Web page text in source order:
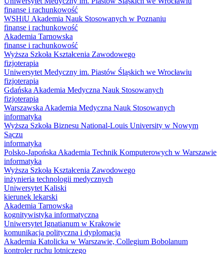
finanse i rachunkowość
WSHiU Akademia Nauk Stosowanych w Poznaniu
finanse i rachunkowość
Akademia Tarnowska
finanse i rachunkowość
Wyższa Szkoła Kształcenia Zawodowego
fizjoterapia
Uniwersytet Medyczny im. Piastów Śląskich we Wrocławiu
fizjoterapia
Gdańska Akademia Medyczna Nauk Stosowanych
fizjoterapia
Warszawska Akademia Medyczna Nauk Stosowanych
informatyka
Wyższa Szkoła Biznesu National-Louis University w Nowym
Sączu
informatyka
Polsko-Japońska Akademia Technik Komputerowych w Warszawie
informatyka
Wyższa Szkoła Kształcenia Zawodowego
inżynieria technologii medycznych
Uniwersytet Kaliski
kierunek lekarski
Akademia Tarnowska
kognitywistyka informatyczna
Uniwersytet Ignatianum w Krakowie
komunikacja polityczna i dyplomacja
Akademia Katolicka w Warszawie, Collegium Bobolanum
kontroler ruchu lotniczego